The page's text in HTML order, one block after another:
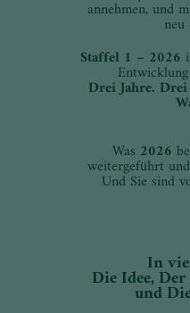
annehmen, und
Staffel 1 – 2026
Drei Jahre.
Was 2026
weitergeführt
Und Sie sind
In
Die Idee,
und